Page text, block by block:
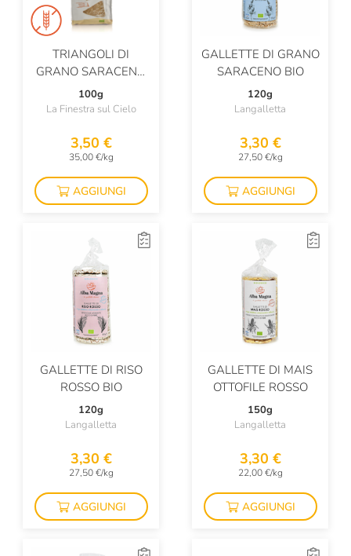
TRIANGOLI DI
GRANO SARACENO
BIOLOGICI SENZA
GLUTINE
100g
La Finestra sul Cielo
3,50 €
35,00 €/kg
AGGIUNGI
GALLETTE DI GRANO
SARACENO BIO
120g
Langalletta
3,30 €
27,50 €/kg
AGGIUNGI
GALLETTE DI RISO
ROSSO BIO
120g
Langalletta
3,30 €
27,50 €/kg
AGGIUNGI
GALLETTE DI MAIS
OTTOFILE ROSSO
150g
Langalletta
3,30 €
22,00 €/kg
AGGIUNGI